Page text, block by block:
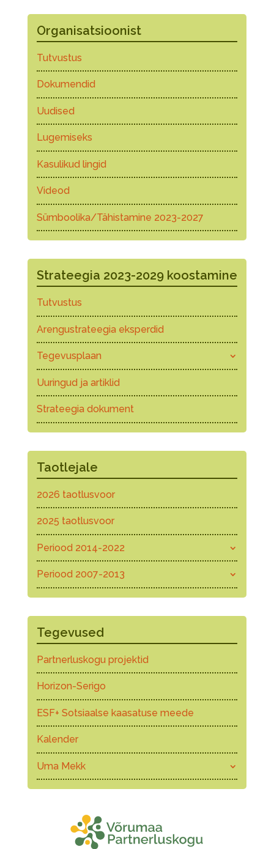
Organisatsioonist
Tutvustus
Dokumendid
Uudised
Lugemiseks
Kasulikud lingid
Videod
Sümboolika/Tähistamine 2023-2027
Strateegia 2023-2029 koostamine
Tutvustus
Arengustrateegia eksperdid
Tegevusplaan
Uuringud ja artiklid
Strateegia dokument
Taotlejale
2026 taotlusvoor
2025 taotlusvoor
Periood 2014-2022
Periood 2007-2013
Tegevused
Partnerluskogu projektid
Horizon-Serigo
ESF+ Sotsiaalse kaasatuse meede
Kalender
Uma Mekk